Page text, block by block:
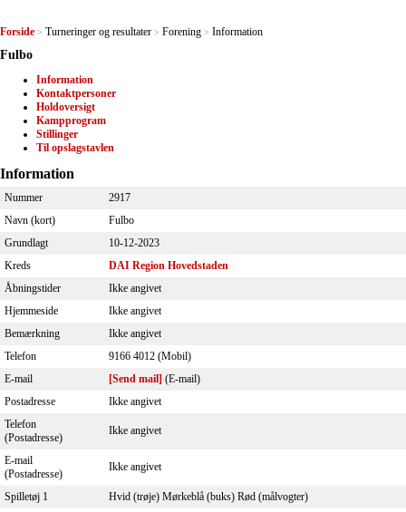
Forside > Turneringer og resultater > Forening > Information
Fulbo
Information
Kontaktpersoner
Holdoversigt
Kampprogram
Stillinger
Til opslagstavlen
Information
Nummer
2917
Navn (kort)
Fulbo
Grundlagt
10-12-2023
Kreds
DAI Region Hovedstaden
Åbningstider
Ikke angivet
Hjemmeside
Ikke angivet
Bemærkning
Ikke angivet
Telefon
9166 4012 (Mobil)
E-mail
[Send mail] (E-mail)
Postadresse
Ikke angivet
Telefon
(Postadresse)
Ikke angivet
E-mail
(Postadresse)
Ikke angivet
Spilletøj 1
Hvid (trøje) Mørkeblå (buks) Rød (målvogter)